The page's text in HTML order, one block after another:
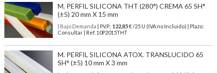
M. PERFIL SILICONA THT (280°) CREMA 65 SH°
(±5) 20 mm X 15 mm
| Bajo Demanda | P.V.P.: 122,85€ /25 U (IVA no Incluido) | Plazo:
Consultar | Ref. 10P2015THT
M. PERFIL SILICONA ATOX. TRANSLUCIDO 65
SH° (±5) 10 mm X 3 mm